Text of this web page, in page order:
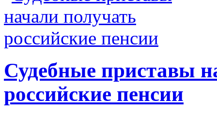
Судебные приставы
российские пенсии